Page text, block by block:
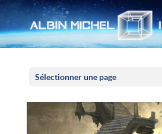
Sélectionner une page
Panneau de gestion des cookies